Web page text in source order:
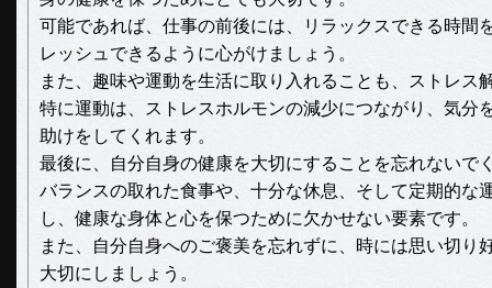
可能であれば、仕事の前後には、リラックスできる時間
レッシュできるように心がけましょう。
また、趣味や運動を生活に取り入れることも、ストレス
特に運動は、ストレスホルモンの減少につながり、気分
助けをしてくれます。
最後に、自分自身の健康を大切にすることを忘れないで
バランスの取れた食事や、十分な休息、そして定期的な
し、健康な身体と心を保つために欠かせない要素です。
また、自分自身へのご褒美を忘れずに、時には思い切り
大切にしましょう。